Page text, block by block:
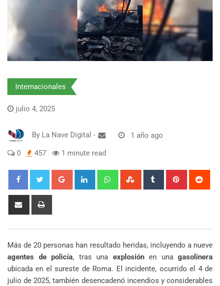
Internacionales
julio 4, 2025
By La Nave Digital - 1 año ago
0 457 1 minute read
Google+ LinkedIn WhatsappStumbleUpon
Tumblr Pinterest
Share
Más de 20 personas han resultado heridas, incluyendo a nueve
agentes de policía, tras una explosiónen una gasolinera
ubicada en el sureste de Roma. El incidente, ocurrido el 4 de
julio de 2025, también desencadenó incendios y considerables